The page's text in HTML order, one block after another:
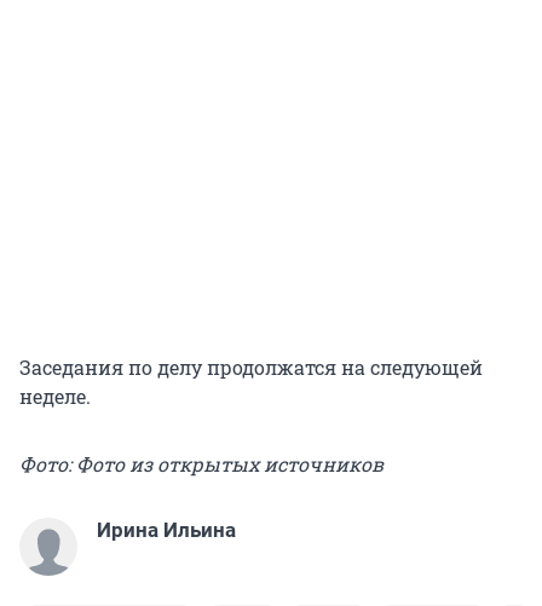
Заседания по делу продолжатся на следующей
неделе.
Фото: Фото из открытых источников
Ирина Ильина